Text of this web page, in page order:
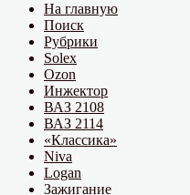
На главную
Поиск
Рубрики
Solex
Ozon
Инжектор
ВАЗ 2108
ВАЗ 2114
«Классика»
Niva
Logan
Зажигание